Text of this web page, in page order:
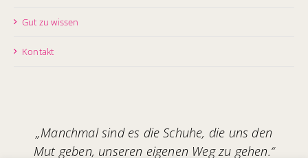
Gut zu wissen
Kontakt
„Manchmal sind es die Schuhe, die uns den
Mut geben, unseren eigenen Weg zu gehen.“